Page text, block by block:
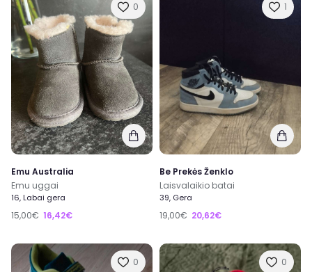
0
Emu Australia
Emu uggai
16, Labai gera
15,00€ 16,42€
1
Be Prekės Ženklo
Laisvalaikio batai
39, Gera
19,00€ 20,62€
0 0